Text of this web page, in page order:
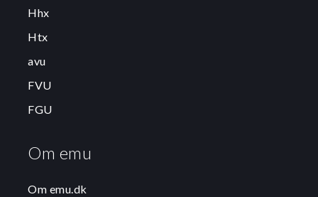
Hhx
Htx
avu
FVU
FGU
Om emu
Om emu.dk